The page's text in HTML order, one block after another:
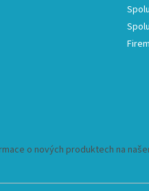
o nových produktech na